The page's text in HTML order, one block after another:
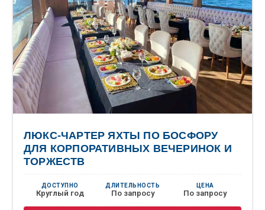
ЛЮКС-ЧАРТЕР ЯХТЫ ПО БОСФОРУ
ДЛЯ КОРПОРАТИВНЫХ ВЕЧЕРИНОК И
ТОРЖЕСТВ
ДОСТУПНО
Круглый год
ДЛИТЕЛЬНОСТЬ
По запросу
ЦЕНА
По запросу